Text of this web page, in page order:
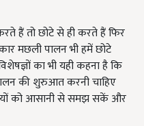
हैं तो छोटे से ही करते हैं फिर
मछली पालन भी हमें छोटे
का भी यही कहना है कि
की शुरुआत करनी चाहिए
को आसानी से समझ सकें और